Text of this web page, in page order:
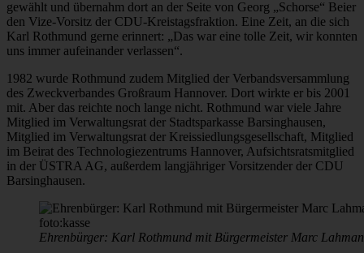
gewählt und übernahm dort an der Seite von Georg „Schorse“ Beier
den Vize-Vorsitz der CDU-Kreistagsfraktion. Eine Zeit, an die sich
Karl Rothmund gerne erinnert: „Das war eine tolle Zeit, wir konnten
uns immer aufeinander verlassen“.
1982 wurde Rothmund zudem Mitglied der Verbandsversammlung
des Zweckverbandes Großraum Hannover. Dort wirkte er bis 2001
mit. Aber das reichte noch lange nicht. Rothmund war viele Jahre
Mitglied im Verwaltungsrat der Stadtsparkasse Barsinghausen,
Mitglied im Verwaltungsrat der Kreissiedlungsgesellschaft, Mitglied
im Beirat des Technologiezentrums Hannover, Aufsichtsratsmitglied
in der ÜSTRA AG, außerdem langjähriger Vorsitzender der CDU
Barsinghausen.
Ehrenbürger: Karl Rothmund mit Bürgermeister Marc